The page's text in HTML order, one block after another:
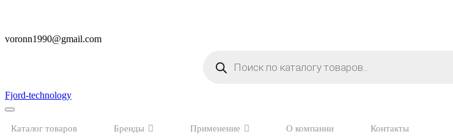
voronn1990@gmail.com
товаров
Fjord-technology
Каталог товаров Бренды Применение О компании Контакты